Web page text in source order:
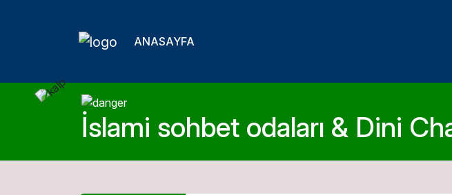
ANASAYFA
İslami sohbet odaları & Dini